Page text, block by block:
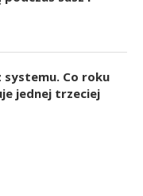
systemu. Co roku
jednej trzeciej